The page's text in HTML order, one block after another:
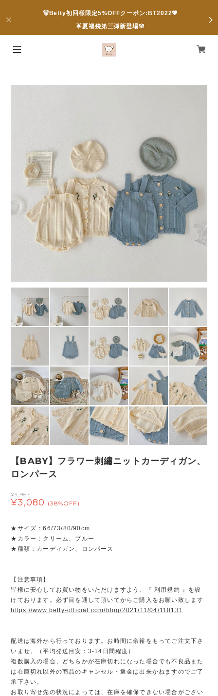
🐻Betty初回様限定5%OFFクーポン:BT2022💖
🌟夏福袋第三弾新登場🌸
【BABY】フラワー刺繡ニットカーディガン、
ロンパース
¥4,967
¥3,080 (38%OFF)
★サイズ：66/73/80/90cm
★カラー：クリーム、ブルー
★種類：カーディガン、ロンパース
【注意事項】
皆様に安心してお買い物をいただけますよう、『 利用規約 』を設
けております。必ず目を通して頂いてからご購入をお願い致します
https://www.betty-official.com/blog/2021/11/04/110131
配送は海外から行っております。お時間に余裕をもってご注文下さ
いませ。（平均発送目安：3-14日間程度）
複数購入の場合、どちらかが在庫切れになった場合でも不良品また
は在庫切れ以外の商品のキャンセル・返金は出来かねますのでご了
承下さい。
お取り寄せ先の状況によっては、在庫を確保できない場合がござい